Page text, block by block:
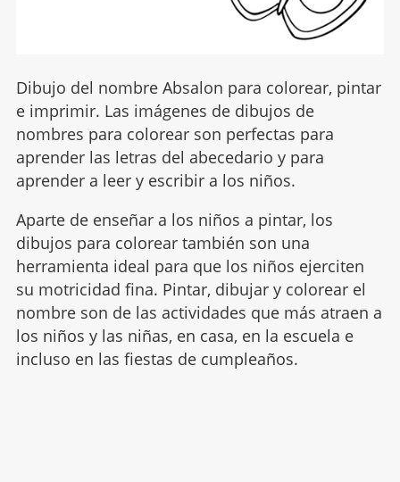
Dibujo del nombre Absalon para colorear, pintar
e imprimir. Las imágenes de dibujos de
nombres para colorear son perfectas para
aprender las letras del abecedario y para
aprender a leer y escribir a los niños.
Aparte de enseñar a los niños a pintar, los
dibujos para colorear también son una
herramienta ideal para que los niños ejerciten
su motricidad fina. Pintar, dibujar y colorear el
nombre son de las actividades que más atraen a
los niños y las niñas, en casa, en la escuela e
incluso en las fiestas de cumpleaños.